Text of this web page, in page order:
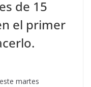
de 15
el primer
martes